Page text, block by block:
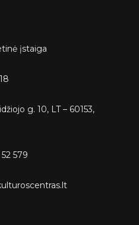
įstaiga
g. 10, LT – 60153,
579